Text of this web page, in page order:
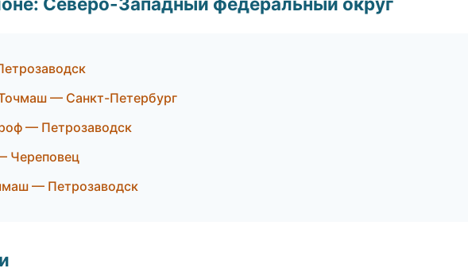
— Санкт-Петербург
— Петрозаводск
Череповец
— Петрозаводск